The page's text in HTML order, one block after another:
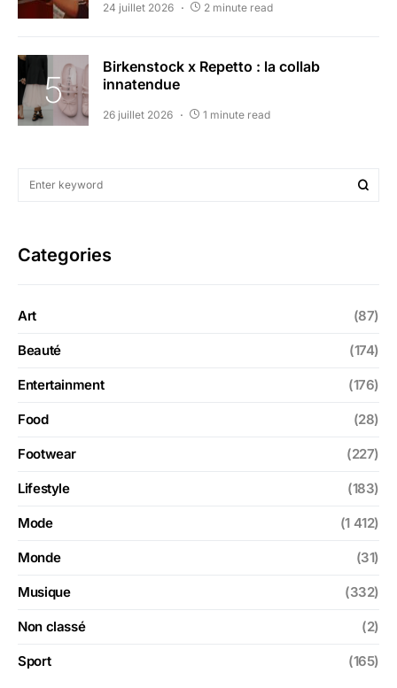
24 juillet 2026 2 minute read
Birkenstock x Repetto : la collab
innatendue
26 juillet 2026 1 minute read
Categories
Art (87)
Beauté (174)
Entertainment (176)
Food (28)
Footwear (227)
Lifestyle (183)
Mode (1 412)
Monde (31)
Musique (332)
Non classé (2)
Sport (165)